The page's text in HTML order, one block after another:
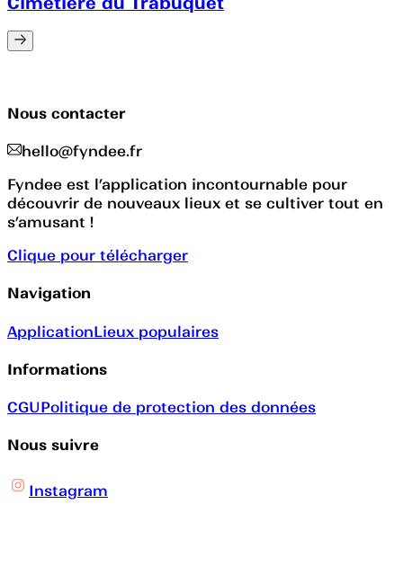
Nous contacter
hello@fyndee.fr
Fyndee est l’application incontournable pour
découvrir de nouveaux lieux et se cultiver tout en
s’amusant !
Clique pour télécharger
Navigation
ApplicationLieux populaires
Informations
CGUPolitique de protection des données
Nous suivre
Instagram